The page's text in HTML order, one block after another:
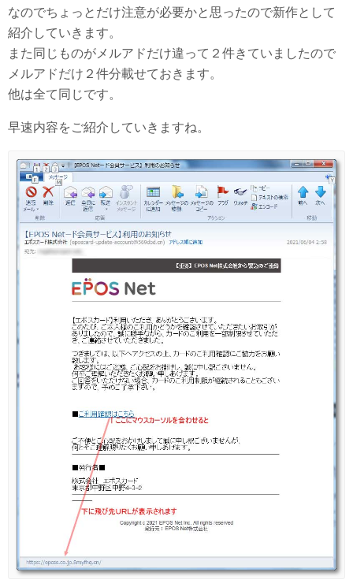
なのでちょっとだけ注意が必要かと思ったので新作として
紹介していきます。
また同じものがメルアドだけ違って２件きていましたので
メルアドだけ２件分載せておきます。
他は全て同じです。
早速内容をご紹介していきますね。